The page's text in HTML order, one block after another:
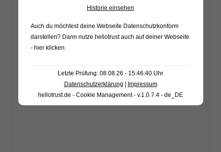
Historie einsehen
Auch du möchtest deine Webseite Datenschutzkonform
darstellen? Dann nutze hellotrust auch auf deiner Webseite
- hier klicken
Letzte Prüfung: 08.08.26 - 15:46:40 Uhr
Datenschutzerklärung | Impressum
hellotrust.de - Cookie Management - v.1.0.7.4 - de_DE